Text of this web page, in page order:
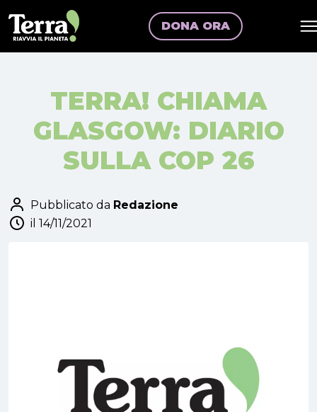
DONA ORA
TERRA! CHIAMA
GLASGOW: DIARIO
SULLA COP 26
Pubblicato da Redazione
il 14/11/2021